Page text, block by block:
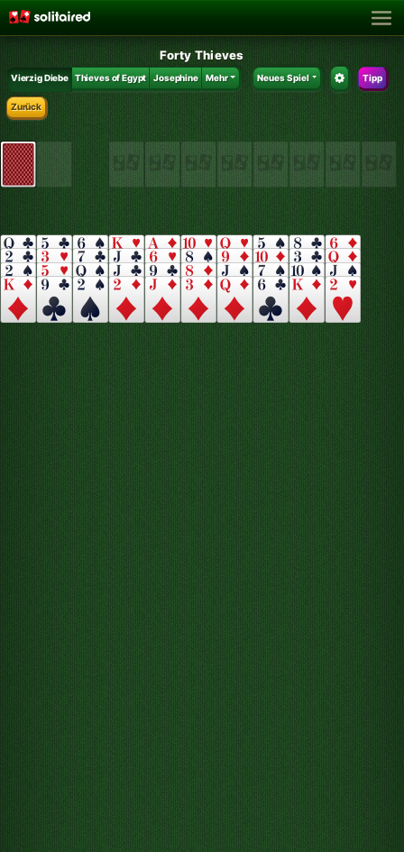
Forty Thieves
Vierzig Diebe Thieves of Egypt Josephine Mehr Neues Spiel Tipp
Zurück